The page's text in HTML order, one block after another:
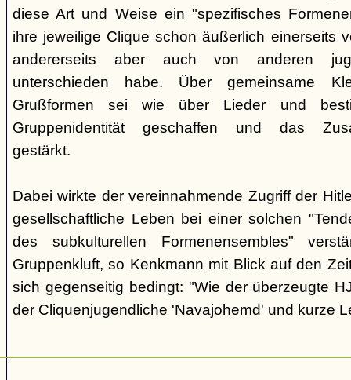
diese Art und Weise ein "spezifisches
ihre jeweilige Clique schon äußerlich einerseits
andererseits aber auch von anderen
unterschieden habe. Über gemeinsame
Grußformen sei wie über Lieder und
Gruppenidentität geschaffen und das
gestärkt.
Dabei wirkte der vereinnahmende Zugriff der
gesellschaftliche Leben bei einer solchen
des subkulturellen Formenensembles"
Gruppenkluft, so Kenkmann mit Blick auf den
sich gegenseitig bedingt: "Wie der überzeugte
der Cliquenjugendliche 'Navajohemd' und kurze